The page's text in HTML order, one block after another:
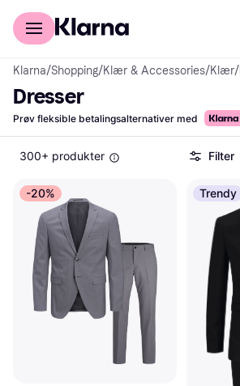
For kunder
Klarna/Shopping/Klær & Accessories/Klær/
Dresser
Prøv fleksible betalingsalternativer med
300+ produkter Filter
-20% Trendy